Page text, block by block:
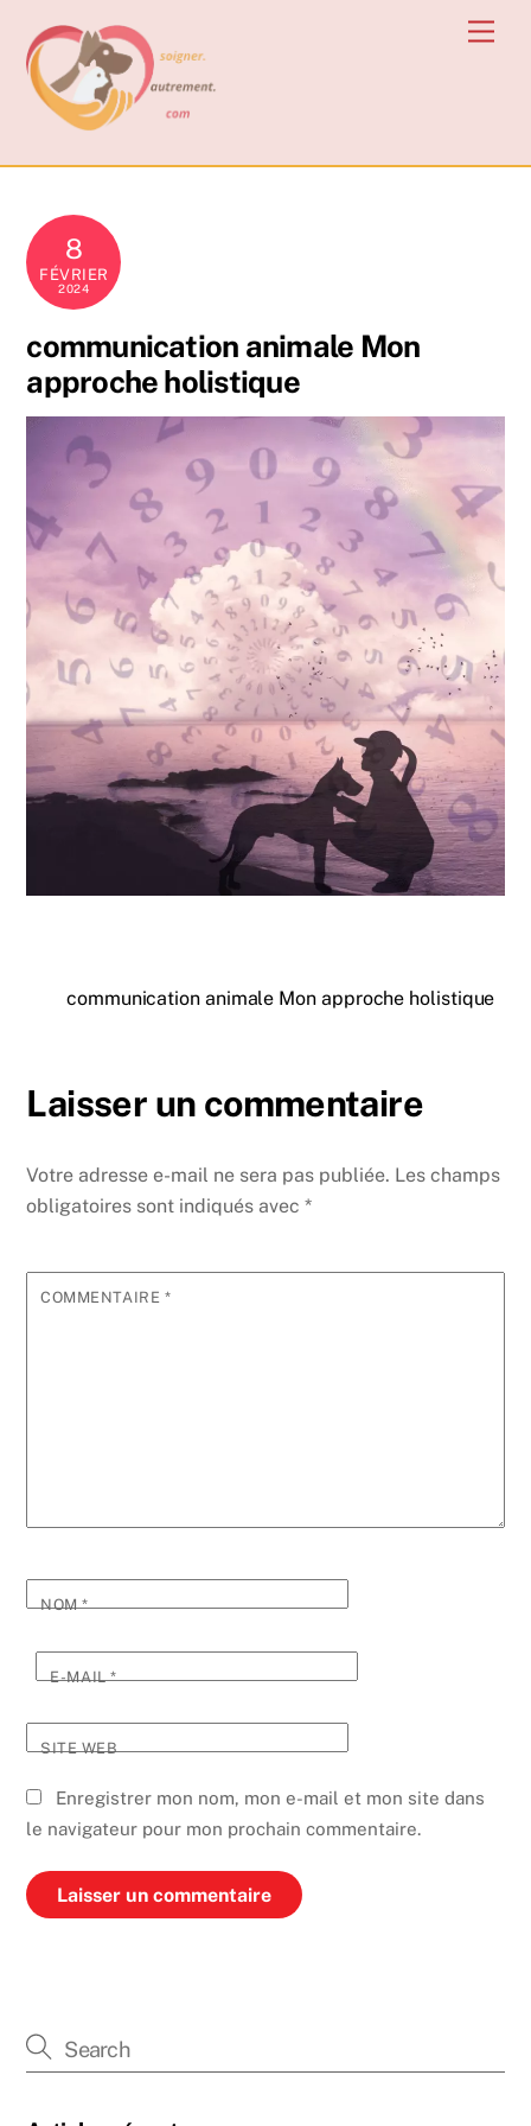
content
8
FÉVRIER
2024
communication animale Mon
approche holistique
communication animale Mon approche holistique
Laisser un commentaire
Votre adresse e-mail ne sera pas publiée. Les champs
obligatoires sont indiqués avec*
COMMENTAIRE *
NOM*
E-MAIL*
SITE WEB
Enregistrer mon nom, mon e-mail et mon site dans
le navigateur pour mon prochain commentaire.